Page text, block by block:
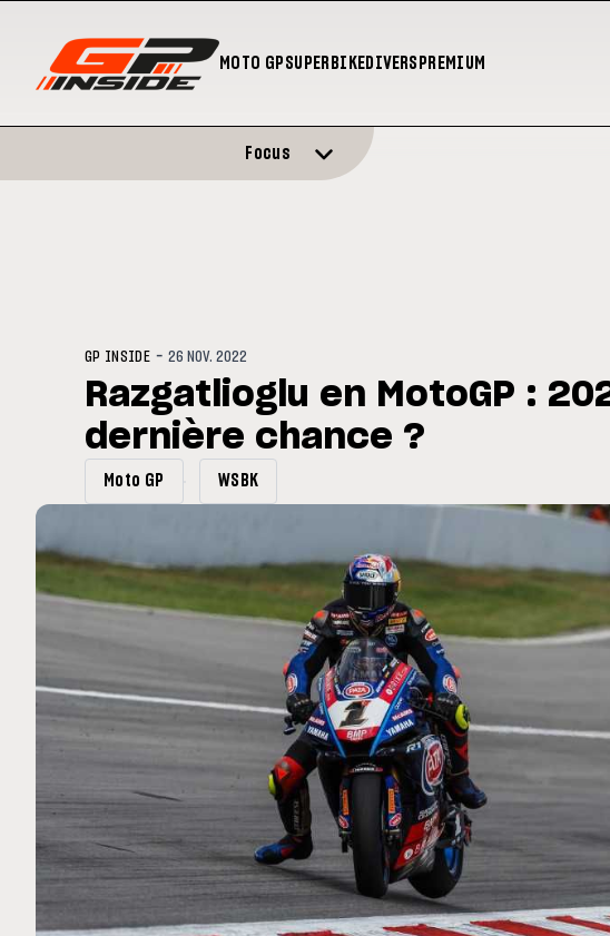
MOTO GPSUPERBIKEDIVERS PREMIUM
Silverstone : Horaires et Programme du
Grande-Bretagne
Focus
GP INSIDE -26 NOV. 2022
Razgatlioglu en MotoGP :
dernière chance ?
Moto GP WSBK